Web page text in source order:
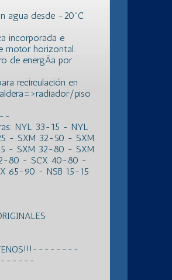
agua desde -20ºC
incorporada e
motor horizontal.
de energÃ­a por
recirculación en
piso
NYL 33-15 - NYL
- SXM 32-50 - SXM
- SXM 32-80 - SXM
80 - SCX 40-80 -
65-90 - NSB 15-15